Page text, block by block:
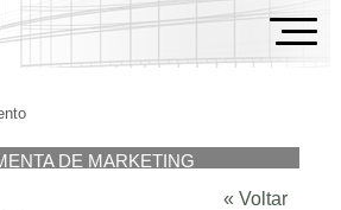
DE MARKETING
« Voltar